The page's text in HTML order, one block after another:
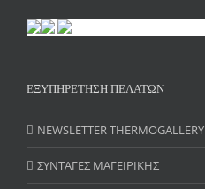
ΕΞΥΠΗΡΕΤΗΣΗ ΠΕΛΑΤΩΝ
NEWSLETTER THERMOGALLERY
ΣΥΝΤΑΓΕΣ ΜΑΓΕΙΡΙΚΗΣ